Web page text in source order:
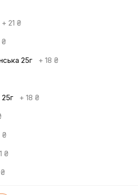
+ 21 ₴
₴
25г
+ 18 ₴
+ 18 ₴
₴
₴